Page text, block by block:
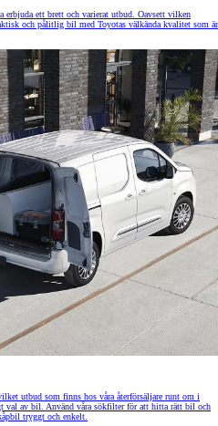
erbjuda ett brett och varierat utbud. Oavsett vilken
och pålitlig bil med Toyotas välkända kvalitet som är
utbud som finns hos våra återförsäljare runt om i
val av bil. Använd våra sökfilter för att hitta rätt bil och
tryggt och enkelt.